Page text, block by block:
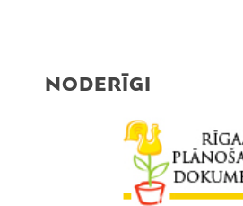
NODERĪGI